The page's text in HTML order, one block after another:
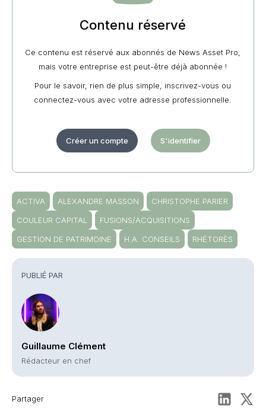
PUBLIÉ PAR
Guillaume Clément
Rédacteur en chef
Partager
Contenu réservé
Ce contenu est réservé aux abonnés de News Asset Pro,
mais votre entreprise est peut-être déjà abonnée !
Pour le savoir, rien de plus simple, inscrivez-vous ou
connectez-vous avec votre adresse professionnelle.
Créer un compte S'identifier
ACTIVA ALEXANDRE MASSON
CHRISTOPHE PARIER
COULEUR CAPITAL
FUSIONS/ACQUISITIONS
GESTION DE PATRIMOINE
H.A. CONSEILS RHÉTORÈS